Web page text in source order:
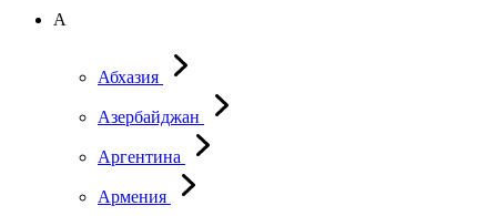
А
Абхазия
Азербайджан
Аргентина
Армения